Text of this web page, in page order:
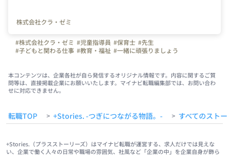
株式会社クラ・ゼミ
#株式会社クラ・ゼミ #児童指導員 #保育士 #先生
#子どもと関わる仕事 #教育・福祉 #一緒に頑張りましょう
本コンテンツは、企業各社が自ら発信するオリジナル情報です。内容に関するご質
問等は、直接掲載企業にお願いいたします。マイナビ転職編集部では、お問い合わ
せに対応できません。
転職TOP > +Stories. -つぎにつながる物語。- > すべてのスト
+Stories.（プラスストーリーズ）はマイナビ転職が運営する、求人だけでは見えな
い、企業で働く人々の日常や職場の雰囲気、社風など「企業の中」を企業自身が飾ら